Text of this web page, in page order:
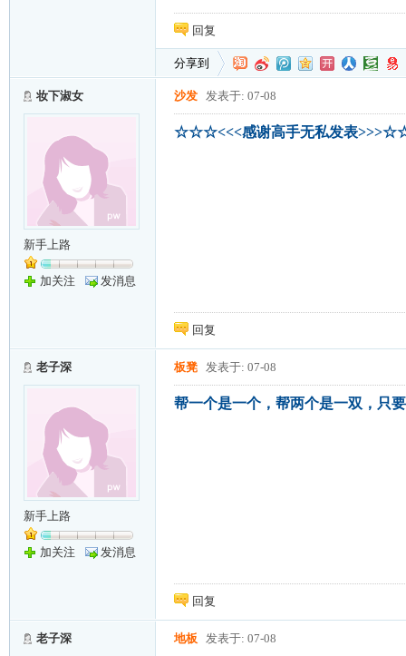
回复
分享到
妆下淑女
新手上路
加关注 发消息
沙发 发表于: 07-08
☆☆☆<<<感谢高手无私发表
回复
老子深
新手上路
加关注 发消息
板凳 发表于: 07-08
帮一个是一个，帮两个是一双，只
回复
老子深 地板 发表于: 07-08